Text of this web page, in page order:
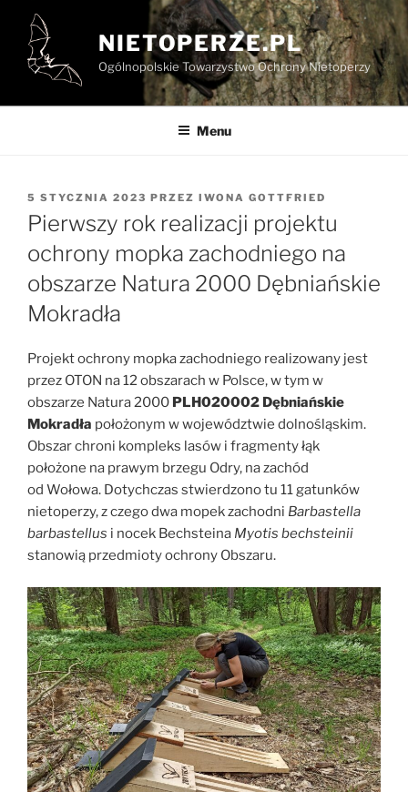
Przejdź
treści
NIETOPERZE.PL
Ogólnopolskie Towarzystwo Ochrony Nietoperzy
Menu
OPUBLIKOWANE
W
5 STYCZNIA 2023 PRZEZ IWONA GOTTFRIED
Pierwszy rok realizacji projektu
ochrony mopka zachodniego na
obszarze Natura 2000 Dębniańskie
Mokradła
Projekt ochrony mopka zachodniego realizowany jest
przez OTON na 12 obszarach w Polsce, w tym w
obszarze Natura 2000 PLH020002 Dębniańskie
Mokradła położonym w województwie dolnośląskim.
Obszar chroni kompleks lasów i fragmenty łąk
położone na prawym brzegu Odry, na zachód
od Wołowa. Dotychczas stwierdzono tu 11 gatunków
nietoperzy, z czego dwa mopek zachodni Barbastella
barbastellus i nocek Bechsteina Myotis bechsteinii
stanowią przedmioty ochrony Obszaru.